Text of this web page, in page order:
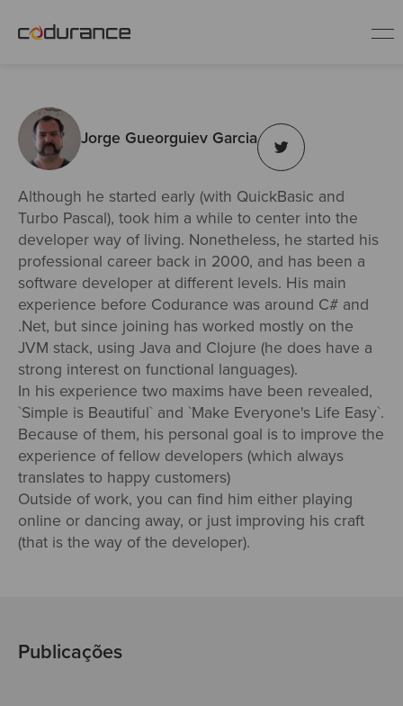
Indústrias
Serviços
Insights
Quem somos
Fale conosco
Jorge Gueorguiev Garcia
Although he started early (with QuickBasic and
Turbo Pascal), took him a while to center into the
developer way of living. Nonetheless, he started his
professional career back in 2000, and has been a
software developer at different levels. His main
experience before Codurance was around C# and
.Net, but since joining has worked mostly on the
JVM stack, using Java and Clojure (he does have a
strong interest on functional languages).
In his experience two maxims have been revealed,
`Simple is Beautiful` and `Make Everyone's Life Easy`.
Because of them, his personal goal is to improve the
experience of fellow developers (which always
translates to happy customers)
Outside of work, you can find him either playing
online or dancing away, or just improving his craft
(that is the way of the developer).
Publicações